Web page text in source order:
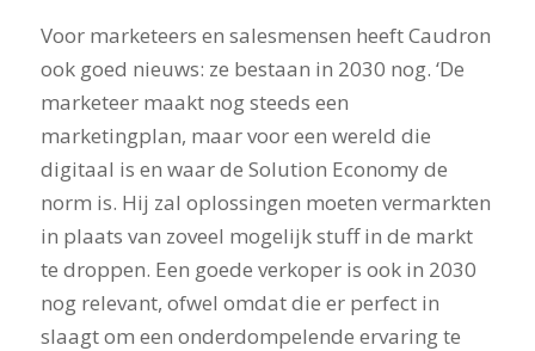
Voor marketeers en salesmensen heeft Caudron
ook goed nieuws: ze bestaan in 2030 nog. ‘De
marketeer maakt nog steeds een
marketingplan, maar voor een wereld die
digitaal is en waar de Solution Economy de
norm is. Hij zal oplossingen moeten vermarkten
in plaats van zoveel mogelijk stuff in de markt
te droppen. Een goede verkoper is ook in 2030
nog relevant, ofwel omdat die er perfect in
slaagt om een onderdompelende ervaring te